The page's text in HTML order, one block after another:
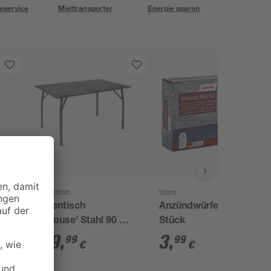
Miettransporter Energie sparen
Greemotion
Gartentisch
'Toulouse' Stahl 90 x
74 x 140 cm
149,99 €
toom
Anzündwürfel 64
Stück
3,99 €